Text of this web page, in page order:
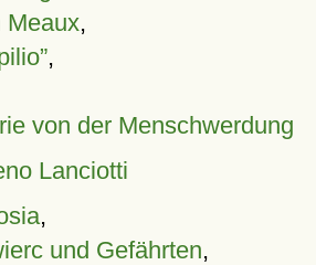
Meaux,
,
von der Menschwerdung
Lanciotti
,
und Gefährten,